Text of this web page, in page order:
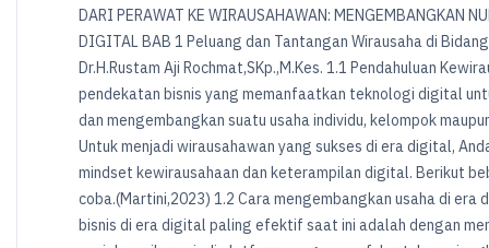
DARI PERAWAT KE WIRAUSAHAWAN: MENGEMBANGKAN NURSEPRENEURSHIP DI ERA DIGITAL BAB 1 Peluang dan Tantangan Wirausaha di Bidang Keperawatan Oleh : Dr.H.Rustam Aji Rochmat,SKp.,M.Kes. 1.1 Pendahuluan Kewirausahaan digital yaitu suatu pendekatan bisnis yang memanfaatkan teknologi digital untuk menciptakan, mengelola dan mengembangkan suatu usaha individu, kelompok maupun masyarakat (Aji,2024). Untuk menjadi wirausahawan yang sukses di era digital, Anda bisa mengembangkan mindset kewirausahaan dan keterampilan digital. Berikut beberapa tips yang bisa Anda coba.(Martini,2023) 1.2 Cara mengembangkan usaha di era digital Cara mengembangkan bisnis di era digital paling efektif saat ini adalah dengan membuat media social. Media sosial masih menjadi platform yang powerful untuk menjangkau target audiens serta membangun interaksi dengan mereka. Tak hanya membuat visual yang menarik, maksimalkan dengan membuat konten yang mengikuti trend.(Aji,2023) 1.3 Kewirausahaan di era digital. Kerwirausahaan digital mengacu pada pendekatan bisnis yang menggunakan teknologi digital. sebagai landasan utama; mencakup segala aspek dari menciptakan, mengelola, hingga mengembangkan usaha dengan memanfaatkan berbagai solusi digital.( Ute ,,2024. 1.4 Wirausahawan digital. Pengusaha digital bekerja secara mandiri dengan tambahan opaerasi melalui platform digital.Mereka mengandalkan Teknologi Informasi (TI) dan perangkat media digital untuk menemukan pelanggan potensial. Perangkat ini telah memberi pengusaha digital kesempatan untuk mempromosikan bisnis mereka di luar komunitas lokal mereka.(Susanto,2023) 1.5 Peran dunia digital dalam perkembangan kewirausahaan? Dunia digital menawarkan sumber daya baru yang sangat luas bagi para wirausahawan untuk memanfaatkan, mulai dari pengumpulan data terbuka, konten, kode, dan layanan yang tumbuh secara eksponensial hingga kontribusi online pengguna dan komunitas di seluruh dunia.(Ute,2024). 1.6 Strategi dalam menghadapi era digital Strategi Menghadapi Tantangan dan Mengembangkan Kreativitas di Era Digital.(Martini,2023) 1.6.1 Mnegasah keterampilan digital. 1.6.2 Mengadopsi Mindset Inovatif 1.6.3 Berkolaborasi dan Membangun Jaringan. 1.6.4 Pemanfaatan Peluang Digital. 1.6.5 Mencari Inspirasi dari Sumber Kreatif. 1.7 Perbedan kewirausahaan digital dengan kewirausahaan tradisional. Perbedaan antara pengusaha tradisional dan digital adalahtempat mereka beroperasi.. Bisnis tradisional terutama menggunakan tempat fisik untuk menjual barang dan jasa, dan mereka dapat dengan mudah menjalin hubungan dengan pelanggan secara langsung. Tentu saja, saat ini, banyak bisnis tradisional juga berjualan secara daring.(Susanto,2023). 1.8 Wirausaha handal dalam era digital Membangun Mindset Kewirausahaan untuk Sukses di Era Digital.(Martini,2023) 1.8.1 Ubah pola Pikir. 1.8.2 Kembangkan Keterampilan Digital. 1.8.3 Terus Belajar dan Beradaptasi. 1.8.4 Berpikir Kreatif dan Inovatif. 1.8.5 Fokus pada Pengalaman Pelanggan. 1.8.6 Jaringan dan Kolaborasi. 1.8.7 Fleksibilitas dan Ketangguhan. 1.8.8 Berfokus pada Solusi dan Nilai 1.9 Pengertian wirausahawan digital Pengusaha digital bekerja secara mandiri dengan tambahan operasi melalui platform digital . Mereka mengandalkan Teknologi Informasi (TI) dan perangkat media digital untuk menemukan pelanggan potensial. Perangkat ini telah memberi pengusaha digital kesempatan untuk mempromosikan bisnis mereka di luar komunitas lokal mereka.(Ute,2023) 1.10 Peluang usaha di bidang kesehatan. Cara lainnya diantaranya adalah 1.10.1 Klinik. Jika anda memiliki keahlian di bidang kedokteran, maka peluang yang paling besar terletak di cara yang satu ini. 1.10.2 Rumah Sakit. 1.10.3 Bidan. 1.10.4 Apotek/ Toko Obat. 1.10.5 Psikiater. 1.10.6 Asuransi Kesehatan. 1.11 Pengertian wirausahawan dalam keperawatan Seorang wirausahawan perawat didefinisikan oleh Dewan Perawat Internasional sebagai “ seorang pemilik bisnis yang menawarkan layanan keperawatan dalam bentuk perawatan langsung, pendidikan, penelitian, administratif, atau konsultatif ” (Susanto,2023). 1.12 Jenis kewirausahaan dalam bidang kesehatan atau keperawatan.Jenis Usaha di Bidang Kesehatan.(Aji,2023). 1.12.1 Telemedicine, merupakan bisnis yang menawarkan layanan konsultasi kesehatan jarak jauh, sehingga pelanggan bisa booking kapan pun dan di mana pun mereka berada. 1.12.2 Pengembangan obat. 1.12.3 Produksi suplemen. 1.12.4 Produk perawatan. 1.12.5 Media kesehatan 1.13 Kewirausahaan dalam keperawatan adalah kegiatan wirausaha yang dilakukan oleh perawat. Istilah untuk wirausahawan dalam keperawatan adalah nursepreneur.(Ute,2024) 1.14 Kewirausahaan dalam dunia keperawatan. Nursepreneur merupakan istilah baru dalam mempopulerkan entrepreneurship yang dikaitkan dengan perawat atau dunia keperawatan.(Aji,2023). 1.15 Pengertian Nursepreneurship Nursepreneurship adalah menjadi seorang wirausahawan di bidang keperawatan yang mengintegrasikan nilai-nilai keperawatan yang dapat dipertanggungjawabkan secara langsung kepada klien atas bisnis yang dijalankannya.(Ute,2024) 1.16 Peluang usaha di bidang keperawatan Berikut ide bisnis keperawatan ,(Martini,2023): 1.16.1 Layanan Perawatan Lansia di Rumah. 1.16.2 Pengasuh Rumah Sakit. 1.16.3 Layanan Perawat Swasta. 1.16.4 Penyedia Penitipan Anak. 1.16.5 Layanan Doula. 1.16.6 Konsultan Perawat Hukum. 1.16.7 Pelatih Kesehatan Perawat. 1.16.8 Pelatih Kebugaran Online. 1.17 Peluang usaha di bidang kesehatan Cara lainnya diantaranya,(Martini,2023) adalah : 1.17.1 Klinik. Jika anda memiliki keahlian di bidang kedokteran, maka peluang yang paling besar terletak di cara yang satu ini. 1.17.2 Rumah Sakit. 1.17.3 Bidan. 1.17.4 Apotek/ Toko Obat. 1.17.5 Psikiater. 1.17.6 Asuransi Kesehatan. 1.18 Jenis kewirausahaan dalam bidang kesehatan atau keperawatan? Jenis Usaha di Bidang Kesehatan (Ute,2024) 1.18.1 Telemedicine adalah bisnis yang menawarkan layanan konsultasi kesehatan jarak jauh, sehingga pelanggan bisa booking kapan pun dan di mana pun mereka berada. 1.18.2 Pengembangan obat. 1.18.3 Produksi suplemen. 1.18.4 Produk perawatan. 1.18.5 Media kesehatan. 1.19 Usaha yang dapat dilakukan oleh seorang perawat. Usaha dalam Bidang Keperawatan (Aji,2023). 1.19.1 Mendirikan Praktik Mandiri. Praktik mandiri oleh perawat biasanya disebut dengan home care. 1.19.2 Membuka Jasa Konseling Keperawatan. Konseling bisa disamakan dengan konsultasi. 1.19.3 Membuka Jasa Terapi. 1.19.4 Membuka Jasa Fisioterapi. 1.19.5 Membuka Jasa Penyewaan Alat Medis. 1.20 Peluang Wirausaha Secara umum, pengertian peluang usaha adalah sebuah kondisi yang dapat memberikan kesempatan untuk seseorang, terutama pemilik bisnis untuk bisa mencapai tujuannya. Tujuan dari bisnis sendiri dilakukan dengan usaha tertentu dan menggunakan sumber daya yang dimiliki secara efektif.(Martini,2023) 1.21 Peran wirausaha dalam kesehatan. Seorang entrepreneur kesehatan diharapkan